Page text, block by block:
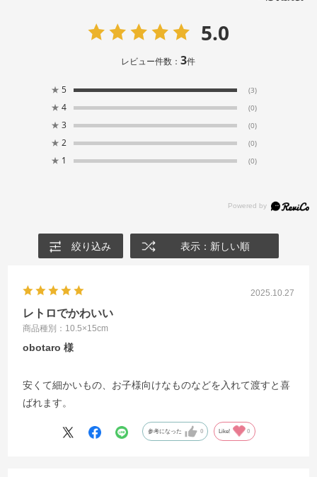
5.0
レビュー件数：3件
★ 5 (3)
★ 4 (0)
★ 3 (0)
★ 2 (0)
★ 1 (0)
絞り込み 表示：新しい順
2025.10.27
レトロでかわいい
商品種別：10.5×15cm
obotaro
安くて細かいもの、お子様向けなものなどを入れて渡すと喜
ばれます。
参考になった 0 Like! 0